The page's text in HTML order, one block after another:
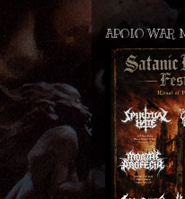
APOIO WAR